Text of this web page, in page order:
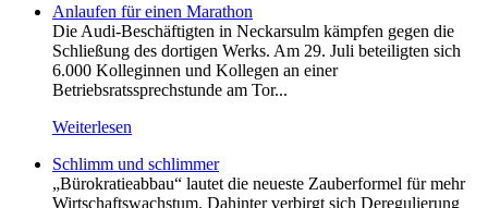
Anlaufen für einen Marathon
Die Audi-Beschäftigten in Neckarsulm kämpfen gegen die
Schließung des dortigen Werks. Am 29. Juli beteiligten sich
6.000 Kolleginnen und Kollegen an einer
Betriebsratssprechstunde am Tor...
Weiterlesen
Schlimm und schlimmer
„Bürokratieabbau“ lautet die neueste Zauberformel für mehr
Wirtschaftswachstum. Dahinter verbirgt sich Deregulierung